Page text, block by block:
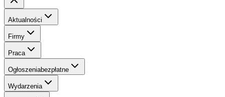
Aktualności
Firmy
Praca
Ogłoszeniabezpłatne
Wydarzenia